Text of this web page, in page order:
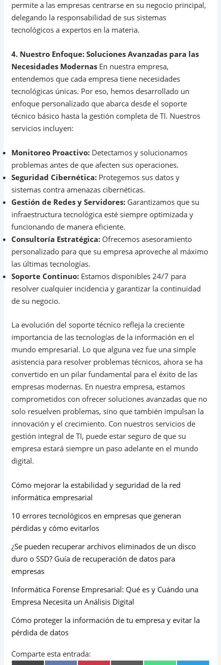
permite a las empresas centrarse en su negocio principal,
delegando la responsabilidad de sus sistemas
tecnológicos a expertos en la materia.
4. Nuestro Enfoque: Soluciones Avanzadas para las
Necesidades Modernas En nuestra empresa,
entendemos que cada empresa tiene necesidades
tecnológicas únicas. Por eso, hemos desarrollado un
enfoque personalizado que abarca desde el soporte
técnico básico hasta la gestión completa de TI. Nuestros
servicios incluyen:
Monitoreo Proactivo: Detectamos y solucionamos
problemas antes de que afecten sus operaciones.
Seguridad Cibernética: Protegemos sus datos y
sistemas contra amenazas cibernéticas.
Gestión de Redes y Servidores: Garantizamos que su
infraestructura tecnológica esté siempre optimizada y
funcionando de manera eficiente.
Consultoría Estratégica: Ofrecemos asesoramiento
personalizado para que su empresa aproveche al máximo
las últimas tecnologías.
Soporte Continuo: Estamos disponibles 24/7 para
resolver cualquier incidencia y garantizar la continuidad
de su negocio.
La evolución del soporte técnico refleja la creciente
importancia de las tecnologías de la información en el
mundo empresarial. Lo que alguna vez fue una simple
asistencia para resolver problemas técnicos, ahora se ha
convertido en un pilar fundamental para el éxito de las
empresas modernas. En nuestra empresa, estamos
comprometidos con ofrecer soluciones avanzadas que no
solo resuelven problemas, sino que también impulsan la
innovación y el crecimiento. Con nuestros servicios de
gestión integral de TI, puede estar seguro de que su
empresa estará siempre un paso adelante en el mundo
digital.
Cómo mejorar la estabilidad y seguridad de la red
informática empresarial
10 errores tecnológicos en empresas que generan
pérdidas y cómo evitarlos
¿Se pueden recuperar archivos eliminados de un disco
duro o SSD? Guía de recuperación de datos para
empresas
Informática Forense Empresarial: Qué es y Cuándo una
Empresa Necesita un Análisis Digital
Cómo proteger la información de tu empresa y evitar la
pérdida de datos
Comparte esta entrada: